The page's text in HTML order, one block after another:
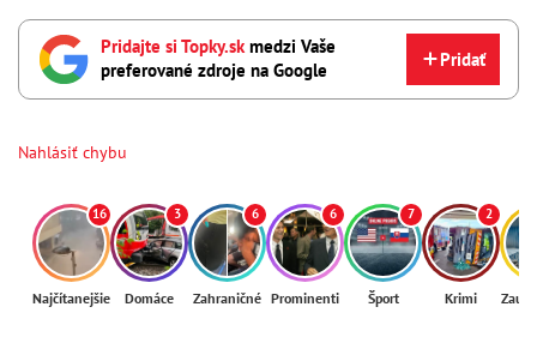
Pridajte si Topky.skmedzi Vaše
preferované zdroje na Google
Pridať
Nahlásiť chybu
16
Najčítanejšie
3
Domáce
6
Zahraničné
6
Prominenti
7
Šport
2
Krimi